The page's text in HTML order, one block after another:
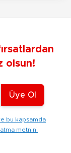
olsun!
Üye Ol
bu kapsamda
metnini